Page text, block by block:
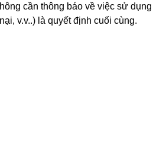
cần thông báo về việc sử
v.v..) là quyết định cuối cùng.